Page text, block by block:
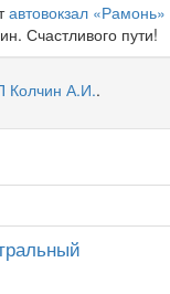
автовокзал «Рамонь»
Счастливого пути!
Колчин А.И..